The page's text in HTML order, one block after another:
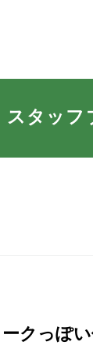
スタッフ
クっぽい